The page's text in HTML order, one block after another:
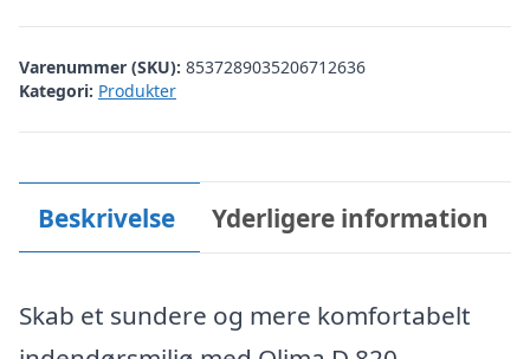
Varenummer (SKU): 8537289035206712636
Kategori: Produkter
Beskrivelse Yderligere information
Skab et sundere og mere komfortabelt